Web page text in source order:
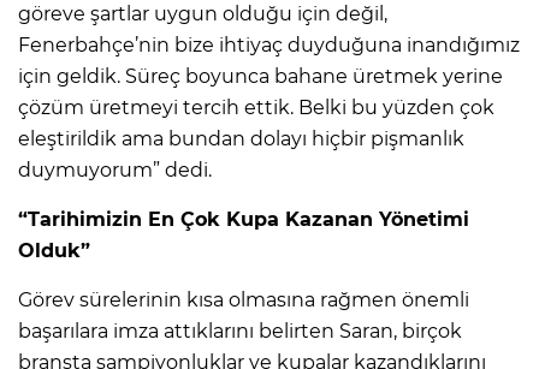
göreve şartlar uygun olduğu için değil,
Fenerbahçe’nin bize ihtiyaç duyduğuna inandığımız
için geldik. Süreç boyunca bahane üretmek yerine
çözüm üretmeyi tercih ettik. Belki bu yüzden çok
eleştirildik ama bundan dolayı hiçbir pişmanlık
duymuyorum” dedi.
“Tarihimizin En Çok Kupa Kazanan Yönetimi
Olduk”
Görev sürelerinin kısa olmasına rağmen önemli
başarılara imza attıklarını belirten Saran, birçok
branşta şampiyonluklar ve kupalar kazandıklarını